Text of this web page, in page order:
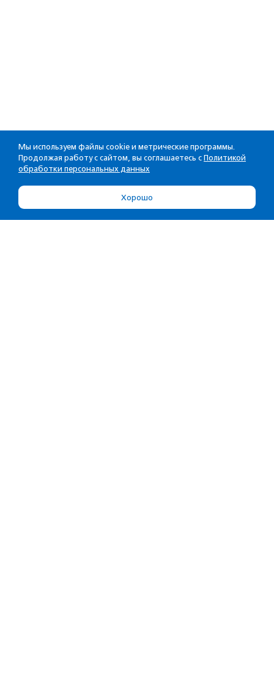
Мы используем файлы cookie и метрические программы.
Продолжая работу с сайтом, вы соглашаетесь с Политикой
обработки персональных данных
Хорошо